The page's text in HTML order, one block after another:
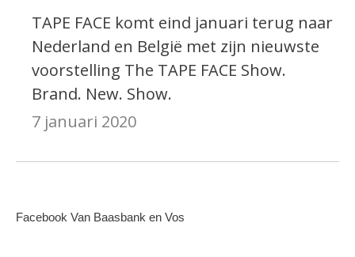
TAPE FACE komt eind januari terug naar
Nederland en België met zijn nieuwste
voorstelling The TAPE FACE Show.
Brand. New. Show.
7 januari 2020
Facebook Van Baasbank en Vos